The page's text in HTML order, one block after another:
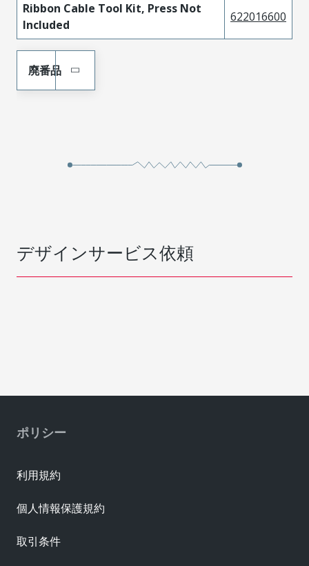
Ribbon Cable Tool Kit, Press Not
Included
622016600
廃番品
デザインサービス依頼
ポリシー
利用規約
個人情報保護規約
取引条件